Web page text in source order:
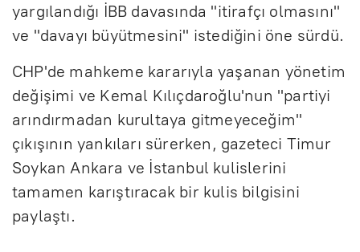
yargılandığı İBB davasında "itirafçı olmasını"
ve "davayı büyütmesini" istediğini öne sürdü.
CHP'de mahkeme kararıyla yaşanan yönetim
değişimi ve Kemal Kılıçdaroğlu'nun "partiyi
arındırmadan kurultaya gitmeyeceğim"
çıkışının yankıları sürerken, gazeteci Timur
Soykan Ankara ve İstanbul kulislerini
tamamen karıştıracak bir kulis bilgisini
paylaştı.